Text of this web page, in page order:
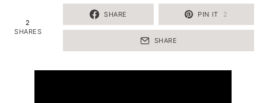
2
SHARES
SHARE PIN IT 2
SHARE